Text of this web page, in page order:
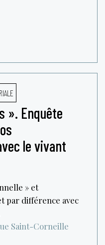
». Enquête
le vivant
» et
par différence avec
Saint-Corneille